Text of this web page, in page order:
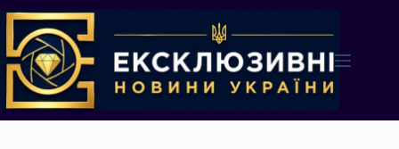
до
вмісту